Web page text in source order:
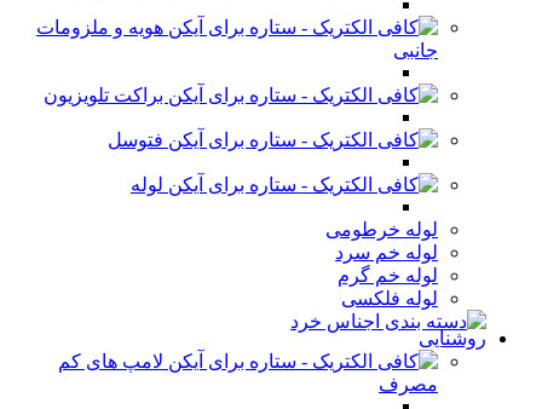
هویه و ملزومات
جانبی
براکت تلویزیون
فتوسل
لوله
لوله خرطومی
لوله خم سرد
لوله خم گرم
لوله فلکسی
روشنایی
لامپ های کم
مصرف